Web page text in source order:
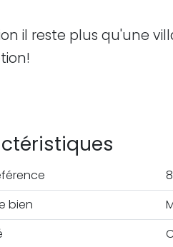
il reste plus qu'une
bien